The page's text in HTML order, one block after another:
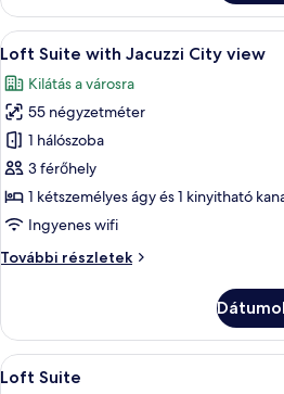
további
részletei
A
következő
szoba
összes
képének
megtekintése:
Loft
Suite
Jacuzzi
Egy
15
Loft Suite with Jacuzzi City view
Kilátás a városra
55 négyzetméter
1 hálószoba
3 férőhely
1 kétszemélyes ágy és 1 kinyitható
Ingyenes wifi
További részletek
Loft
City
view
további
A
Egy
9
Loft Suite